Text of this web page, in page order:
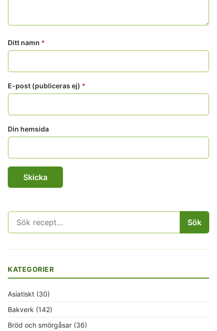
Ditt namn *
E-post (publiceras ej) *
Din hemsida
Sök
efter:
Sök
KATEGORIER
Asiatiskt (30)
Bakverk (142)
Bröd och smörgåsar (36)